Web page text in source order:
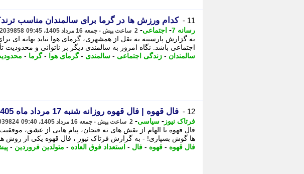
11 - کدام ورزش ها در گرما برای سالمندان مناسب
رسانه 7 - اجتماعی- 2 ساعت پیش - جمعه 16 مرداد 1405، 09:45
به گزارش پارسینه به نقل از همشهری، گرمای هوا نباید بهانه ای
اجتماعی باشد. نگاه امروز به سالمندی دیگر بر ناتوانی و محدودیت
سالمندان - زندگی اجتماعی - سالمندی -گرمای هوا -گرما -
12 - فال قهوه | فال قهوه روزانه شنبه 17 مرداد ماه 1405
فرتاک نیوز - سیاسی- 2 ساعت پیش - جمعه 16 مرداد 1405، 09:40
فال قهوه با الهام از نقش های ته فنجان، پیام هایی از عشق،
ها گوش بسپاری! - به گزارش فرتاک نیوز ، فال قهوه یکی از روش
فال قهوه - قهوه - فال - استعداد فوق العاده - متولدین فروردین -